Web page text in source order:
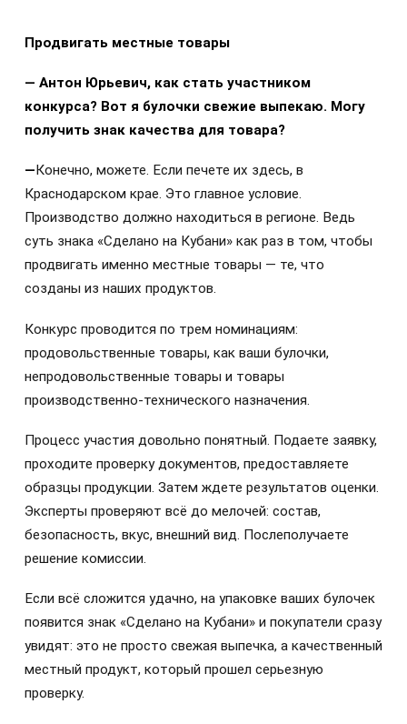
Продвигать местные товары
— Антон Юрьевич, как стать участником
конкурса? Вот я булочки свежие выпекаю. Могу
получить знак качества для товара?
— Конечно, можете. Если печете их здесь, в
Краснодарском крае. Это главное условие.
Производство должно находиться в регионе. Ведь
суть знака «Сделано на Кубани» как раз в том, чтобы
продвигать именно местные товары — те, что
созданы из наших продуктов.
Конкурс проводится по трем номинациям:
продовольственные товары, как ваши булочки,
непродовольственные товары и товары
производственно‑технического назначения.
Процесс участия довольно понятный. Подаете заявку,
проходите проверку документов, предоставляете
образцы продукции. Затем ждете результатов оценки.
Эксперты проверяют всё до мелочей: состав,
безопасность, вкус, внешний вид. Послеполучаете
решение комиссии.
Если всё сложится удачно, на упаковке ваших булочек
появится знак «Сделано на Кубани» и покупатели сразу
увидят: это не просто свежая выпечка, а качественный
местный продукт, который прошел серьезную
проверку.